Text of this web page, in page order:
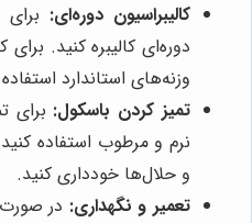
کالیبراسیون دوره‌ای:
دوره‌ای کالیبره کنید. برای
وزنه‌های استاندارد
تمیز کردن باسکول: برای
نرم و مرطوب استفاده
و حلال‌ها خودداری کنید.
تعمیر و نگهداری: در